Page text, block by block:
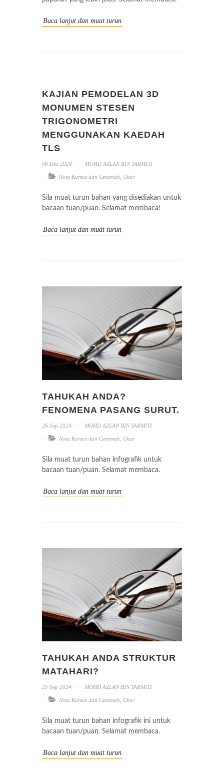
Baca lanjut dan muat turun
KAJIAN PEMODELAN 3D
MONUMEN STESEN
TRIGONOMETRI
MENGGUNAKAN KAEDAH
TLS
06 Dec 2024 MOHD AZLAN BIN TARMITI
Nota Kursus dan Ceramah Ukur
Sila muat turun bahan yang disediakan untuk
bacaan tuan/puan. Selamat membaca!
Baca lanjut dan muat turun
TAHUKAH ANDA?
FENOMENA PASANG SURUT.
26 Sep 2024 MOHD AZLAN BIN TARMITI
Nota Kursus dan Ceramah Ukur
Sila muat turun bahan infografik untuk
bacaan tuan/puan. Selamat membaca.
Baca lanjut dan muat turun
TAHUKAH ANDA STRUKTUR
MATAHARI?
25 Sep 2024 MOHD AZLAN BIN TARMITI
Nota Kursus dan Ceramah Ukur
Sila muat turun bahan infografik ini untuk
bacaan tuan/puan. Selamat membaca.
Baca lanjut dan muat turun